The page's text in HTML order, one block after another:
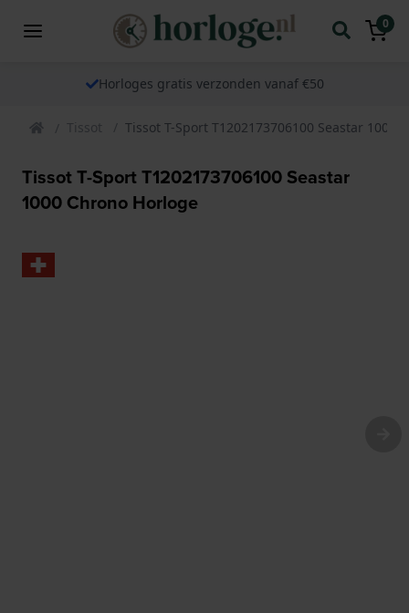
0
Horloges gratis verzonden vanaf €50
Tissot Tissot T-Sport T1202173706100 Seastar 1000
Tissot T-Sport T1202173706100 Seastar
1000 Chrono Horloge